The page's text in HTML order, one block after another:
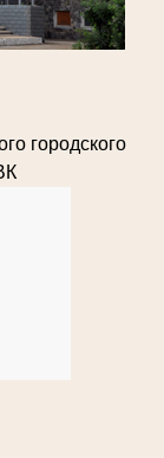
городского